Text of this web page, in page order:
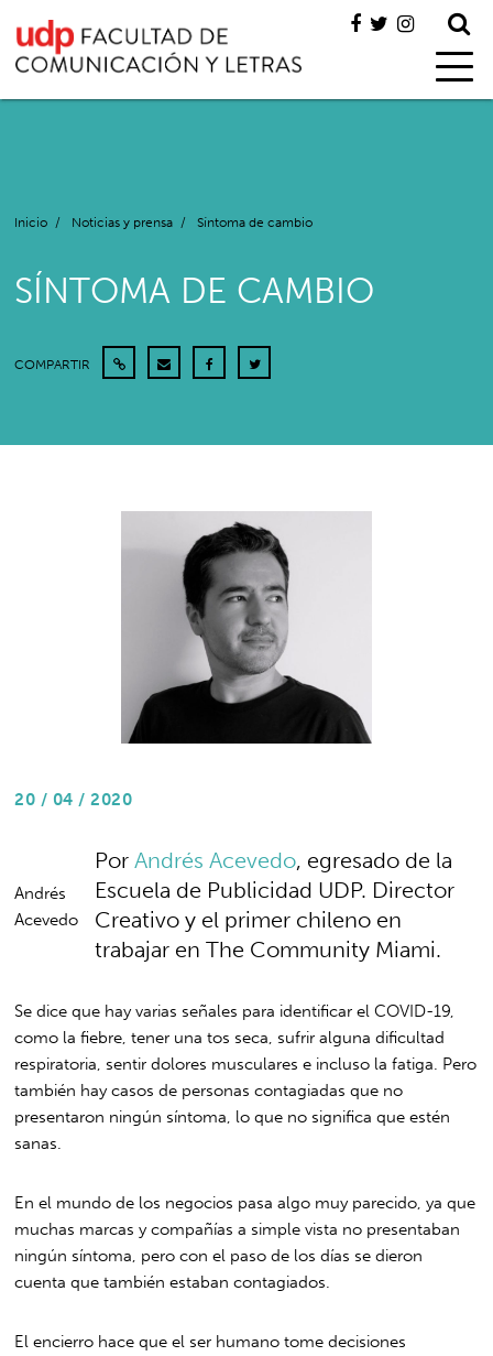
Inicio / Noticias y prensa / Síntoma de cambio
SÍNTOMA DE CAMBIO
COMPARTIR
20 / 04 / 2020
Andrés
Acevedo
PorAndrés Acevedo, egresado de la
Escuela de Publicidad UDP. Director
Creativo y el primer chileno en
trabajar en The Community Miami.
Se dice que hay varias señales para identificar el COVID-19,
como la fiebre, tener una tos seca, sufrir alguna dificultad
respiratoria, sentir dolores musculares e incluso la fatiga. Pero
también hay casos de personas contagiadas que no
presentaron ningún síntoma, lo que no significa que estén
sanas.
En el mundo de los negocios pasa algo muy parecido, ya que
muchas marcas y compañías a simple vista no presentaban
ningún síntoma, pero con el paso de los días se dieron
cuenta que también estaban contagiados.
El encierro hace que el ser humano tome decisiones